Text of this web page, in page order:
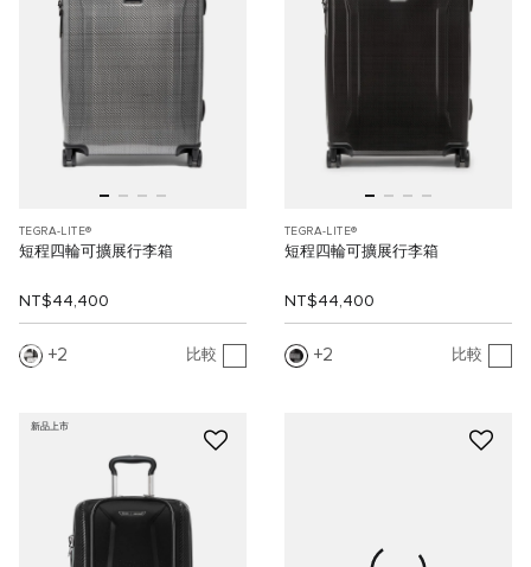
TEGRA-LITE®
短程四輪可擴展行李箱
NT$44,400
2 比較
TEGRA-LITE®
短程四輪可擴展行李箱
NT$44,400
2 比較
新品上市